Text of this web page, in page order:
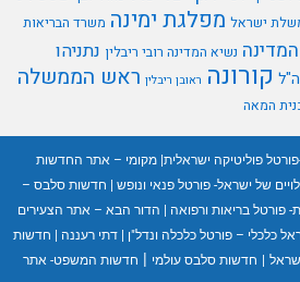
ישראל מפלגת ימינה משרד הבריאות
נשיא המדינה רובי ריבלין נתניהו
קורונה ראובן ריבלין ראש הממשלה
המאה
פורטל פוליטיקה ישראלית|מקומי – אתר החדשות
של ישראל- פורטל פנאי ונופש | חדשות סלבס –
פורטל בריאות ורפואה | הדור הבא – אתר הצעירים
כלכלי – פורטל כלכלה ונדל"ן | דתי רעננה | חדשות
| חדשות סלבס עולמי | חדשות המשפט- אתר